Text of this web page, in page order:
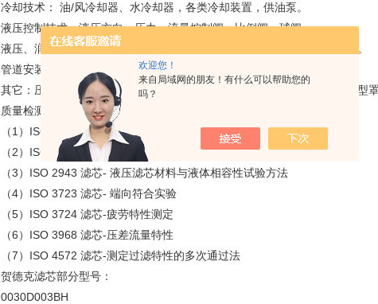
欢迎您！
来自局域网的朋友！有什么可以帮助您的
吗？
冷却技术： 油/风冷却器、水冷却器，各类冷却装置，供油泵。
液压控制技术：液压方向、压力、流量控制阀、比例阀、球阀。
液压、润滑系统成：各种用途的液压润滑动力站、控制阀块、液压执行器。
管道安装技术：球阀、管夹、法兰、管接头、胶管成、快速接头。
其它：压力表、压力表开关、测压软管、测压接头、液位计、空滤器、钟型
质量检测标准：
（1）ISO 2941 滤芯- 滤芯抗破裂性试验方法
（2）ISO 2942 滤芯-液压滤芯结构完整性试验方法
（3）ISO 2943 滤芯- 液压滤芯材料与液体相容性试验方法
（4）ISO 3723 滤芯- 端向符合实验
（5）ISO 3724 滤芯-疲劳特性测定
（6）ISO 3968 滤芯-压差流量特性
（7）ISO 4572 滤芯-测定过滤特性的多次通过法
贺德克滤芯部分型号：
0030D003BH